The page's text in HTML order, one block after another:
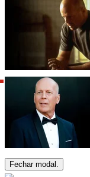
Fechar modal.